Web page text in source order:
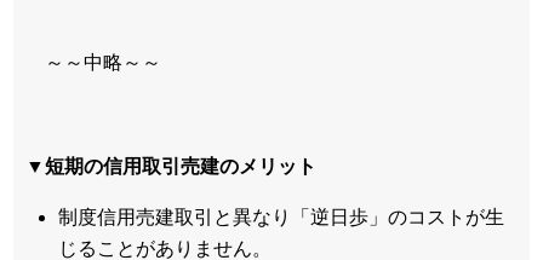
～～中略～～
▼短期の信用取引売建のメリット
制度信用売建取引と異なり「逆日歩」のコストが生
じることがありません。